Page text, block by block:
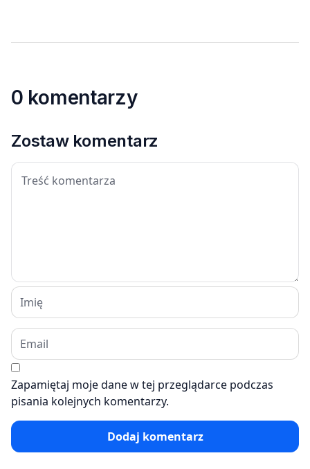
0 komentarzy
Zostaw komentarz
Zapamiętaj moje dane w tej przeglądarce podczas
pisania kolejnych komentarzy.
Dodaj komentarz